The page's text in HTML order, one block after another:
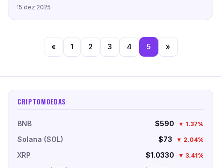
15 dez 2025
« 1 2 3 4 5 »
CRIPTOMOEDAS
BNB $590 ▼ 1.37%
Solana (SOL) $73 ▼ 2.04%
XRP $1.0330 ▼ 3.41%